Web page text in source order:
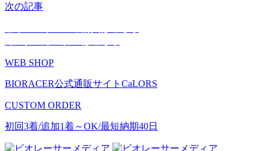
次の記事
WEB SHOP
BIORACER公式通販サイトCaLORS
CUSTOM ORDER
初回3着/追加1着～OK/最短納期40日